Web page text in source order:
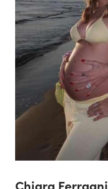
Chiara Ferragni